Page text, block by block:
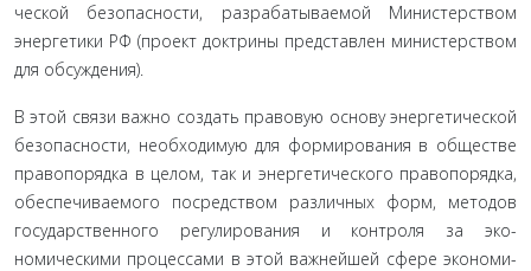
ческой безопасности, разрабатываемой Министерством
энер­гетики РФ (проект доктрины представлен министерством
для обсуждения).
В этой связи важно создать правовую основу энергети­ческой
безопасности, необходимую для формирования в об­ществе
правопорядка в целом, так и энергетического право­порядка,
обеспечиваемого посредством различных форм, методов
государственного регулирования и контроля за эко­
номическими процессами в этой важнейшей сфере экономи­